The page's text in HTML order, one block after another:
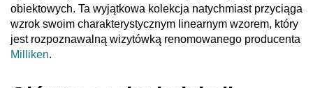
obiektowych. Ta wyjątkowa kolekcja natychmiast przyciąga
wzrok swoim charakterystycznym linearnym wzorem, który
jest rozpoznawalną wizytówką renomowanego producenta
Milliken.